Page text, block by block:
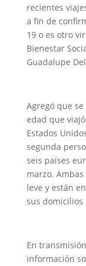
recientes
a fin de
19 o es otro
Bienestar
Guadalupe
Agregó que
edad que
Estados
segunda
seis países
marzo.
leve y están
sus
En
información